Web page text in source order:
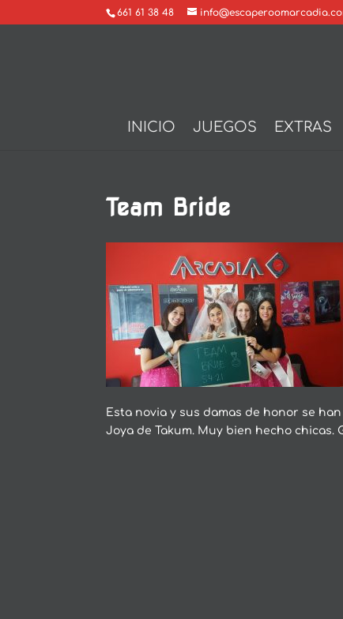
661 61 38 48
INICIO JUEGOS EXTRAS
Team Bride
Esta novia y sus damas de honor se
Joya de Takum. Muy bien hecho chicas.